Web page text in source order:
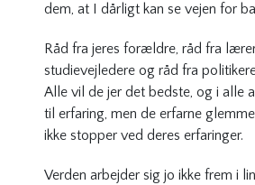
dem, at I dårligt kan se vejen for
Råd fra jeres forældre, råd fra
studievejledere og råd fra
Alle vil de jer det bedste, og i alle
til erfaring, men de erfarne
ikke stopper ved deres erfaringer.
Verden arbejder sig jo ikke frem i